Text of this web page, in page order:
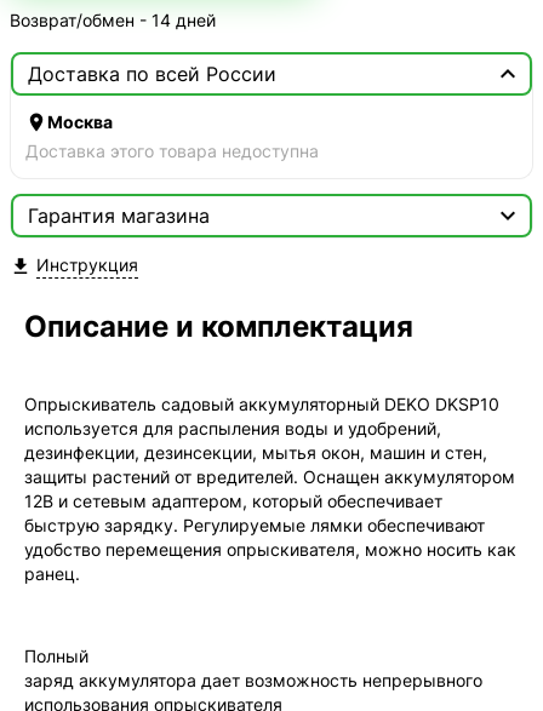
Возврат/обмен - 14 дней
Доставка по всей России 
Москва
Доставка этого товара недоступна
Гарантия магазина


Сертификат
официальной гарантией!
 Инструкция
Описание и комплектация
Опрыскиватель садовый аккумуляторный DEKO DKSP10
используется для распыления воды и удобрений,
дезинфекции, дезинсекции, мытья окон, машин и стен,
защиты растений от вредителей. Оснащен аккумулятором
12В и сетевым адаптером, который обеспечивает
быструю зарядку. Регулируемые лямки обеспечивают
удобство перемещения опрыскивателя, можно носить как
ранец.
Полный
заряд аккумулятора дает возможность непрерывного
использования опрыскивателя